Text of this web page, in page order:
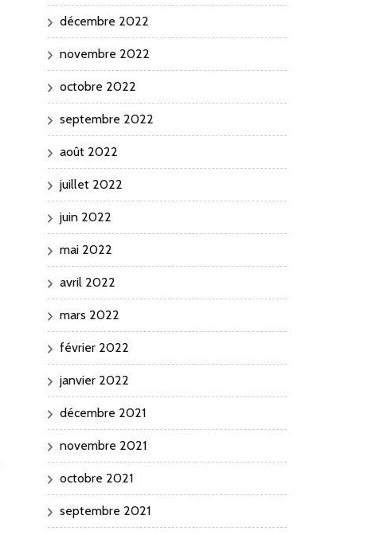
décembre 2022
novembre 2022
octobre 2022
septembre 2022
août 2022
juillet 2022
juin 2022
mai 2022
avril 2022
mars 2022
février 2022
janvier 2022
décembre 2021
novembre 2021
octobre 2021
septembre 2021